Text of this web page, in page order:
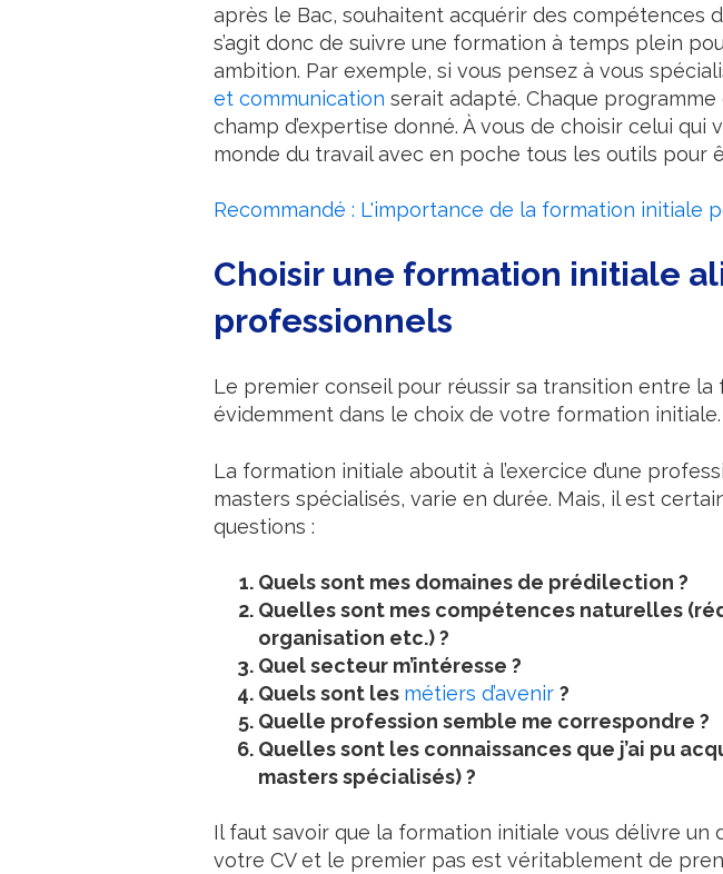
après le Bac, souhaitent acquérir des compétences
s’agit donc de suivre une formation à temps plein
ambition. Par exemple, si vous pensez à vous
et communication serait adapté. Chaque
champ d’expertise donné. À vous de choisir celui qui
monde du travail avec en poche tous les outils
Recommandé : L'importance de la formation initiale
Choisir une formation initiale
professionnels
Le premier conseil pour réussir sa transition entre
évidemment dans le choix de votre formation initiale.
La formation initiale aboutit à l’exercice d’une
masters spécialisés, varie en durée. Mais, il est
questions :
Quels sont mes domaines de prédilection ?
Quelles sont mes compétences naturelles
organisation etc.) ?
Quel secteur m’intéresse ?
Quels sont les métiers d’avenir ?
Quelle profession semble me correspondre ?
Quelles sont les connaissances que j’ai pu
masters spécialisés) ?
Il faut savoir que la formation initiale vous délivre un
votre CV et le premier pas est véritablement de